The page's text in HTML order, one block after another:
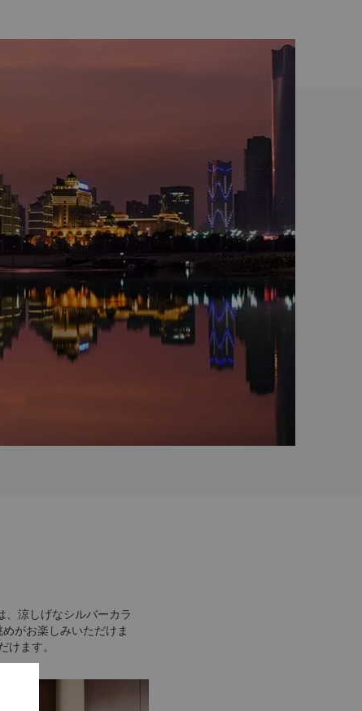
涼しげなシルバーカラ
がお楽しみいただけま
ます。